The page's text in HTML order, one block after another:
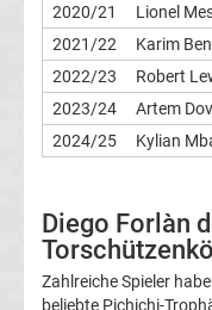
Bundesliga
Erg.
Frauen
Tabelle
2020/21
Lionel
2021/22
Karim
2022/23
Robert
2023/24
Artem
2024/25
Kylian
Diego Forlàn
Zahlreiche Spieler
beliebte Pichichi-